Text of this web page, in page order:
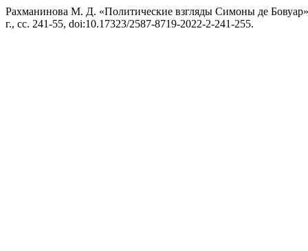
Рахманинова М. Д. «Политические взгляды Симоны де
г., сс. 241-55, doi:10.17323/2587-8719-2022-2-241-255.